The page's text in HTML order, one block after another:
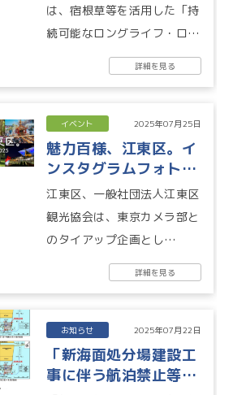
館）
は、宿根草等を活用した「持
続可能なロングライフ・ロー
メンテナンス」をテーマとし
たガーデンコンテストです。
詳細を見る
イベント 2025年07月25日
魅力百様、江東区。イ
ンスタグラムフォトコ
ンテスト2025
江東区、一般社団法人江東区
観光協会は、東京カメラ部と
のタイアップ企画とし
て、“江東区の魅力をさらに
もっと見つけよう！”をテー
詳細を見る
お知らせ 2025年07月22日
「新海面処分場建設工
事に伴う航泊禁止等の